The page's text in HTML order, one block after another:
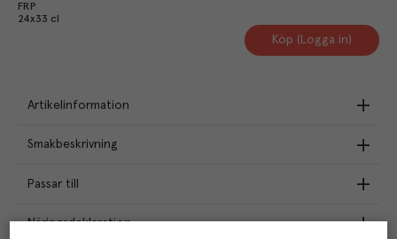
FRP
24x33 cl
Köp (Logga in)
Artikelinformation
Smakbeskrivning
Passar till
Näringsdeklaration